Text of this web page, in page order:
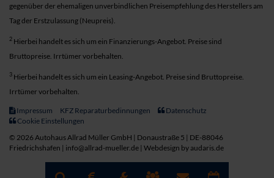
gegenüber der ehemaligen unverbindlichen Preisempfehlung des Herstellers am
Tag der Erstzulassung (Neupreis).
2 Hierbei handelt es sich um ein Finanzierungs-Angebot. Preise sind
Bruttopreise. Irrtümer vorbehalten.
3 Hierbei handelt es sich um ein Leasing-Angebot. Preise sind Bruttopreise.
Irrtümer vorbehalten.
Impressum KFZ Reparaturbedinnungen
Datenschutz
Cookie Einstellungen
© 2026 Autohaus Allrad Müller GmbH | Donaustraße 5 | DE-88046
Friedrichshafen | info@allrad-mueller.de | Webdesign by audaris.de